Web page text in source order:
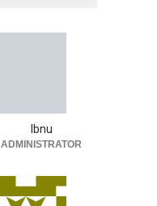
Ibnu
ADMINISTRATOR